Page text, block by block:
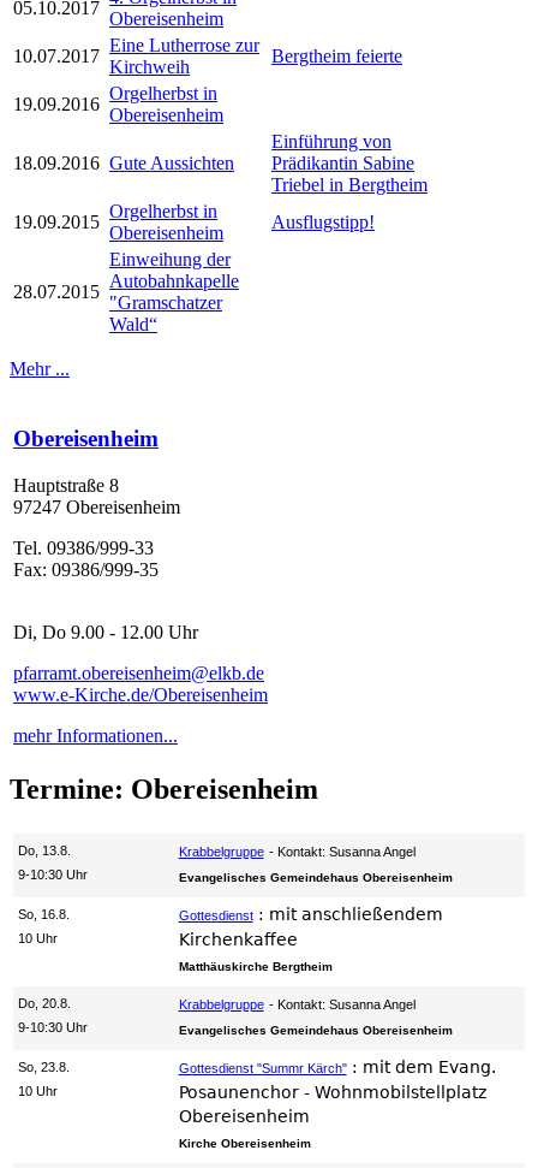
05.10.2017
Obereisenheim
10.07.2017
Eine Lutherrose zur
Kirchweih
Bergtheim feierte
19.09.2016
Orgelherbst in
Obereisenheim
18.09.2016 Gute Aussichten
Einführung von
Prädikantin Sabine
Triebel in Bergtheim
19.09.2015
Orgelherbst in
Obereisenheim
Ausflugstipp!
28.07.2015
Einweihung der
Autobahnkapelle
"Gramschatzer
Wald“
Mehr ...
Obereisenheim
Hauptstraße 8
97247 Obereisenheim
Tel. 09386/999-33
Fax: 09386/999-35
Di, Do 9.00 - 12.00 Uhr
pfarramt.obereisenheim@elkb.de
www.e-Kirche.de/Obereisenheim
mehr Informationen...
Termine: Obereisenheim
Do, 13.8.
9-10:30 Uhr
Krabbelgruppe Kontakt: Susanna Angel
Evangelisches Gemeindehaus Obereisenheim
So, 16.8.
10 Uhr
Gottesdienst: mit anschließendem
Kirchenkaffee
Matthäuskirche Bergtheim
Do, 20.8.
9-10:30 Uhr
Krabbelgruppe Kontakt: Susanna Angel
Evangelisches Gemeindehaus Obereisenheim
So, 23.8.
10 Uhr
Gottesdienst "Summr Kärch": mit dem Evang.
Posaunenchor - Wohnmobilstellplatz
Obereisenheim
Kirche Obereisenheim